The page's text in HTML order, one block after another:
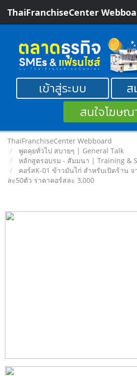
ThaiFranchiseCenter
เข้าสู่ระบบ
ส
สนใจโฆษณ
ThaiFranchiseCenter Webboard
พูดคุยทั่วไป สบายๆ | General Talk
หลักสูตรอบรม - สัมมนา | Training &
คอร์สK-01 ข้าวมันไก่ สำหรับเปิดร้าน
ละ50ตัว ราคาคอร์สละ 3,000